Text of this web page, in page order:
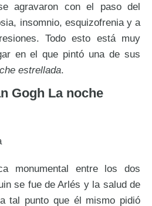
agravaron con el paso del
insomnio, esquizofrenia y a
Todo esto está muy
en el que pintó una de sus
estrellada.
Gogh La noche
monumental entre los dos
se fue de Arlés y la salud de
tal punto que él mismo pidió